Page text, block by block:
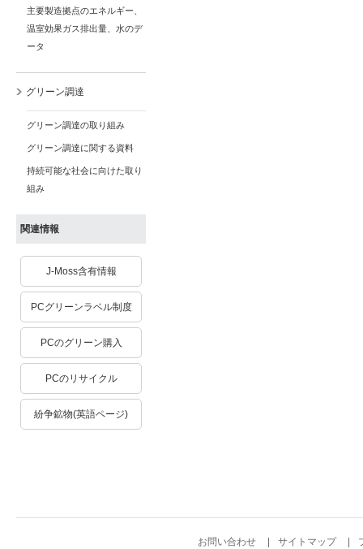
主要製造拠点のエネルギー、
温室効果ガス排出量、水のデ
ータ
グリーン調達
グリーン調達の取り組み
グリーン調達に関する資料
持続可能な社会に向けた取り
組み
関連情報
J-Moss含有情報
PCグリーンラベル制度
PCのグリーン購入
PCのリサイクル
紛争鉱物(英語ページ)
お問い合わせ サイトマップ